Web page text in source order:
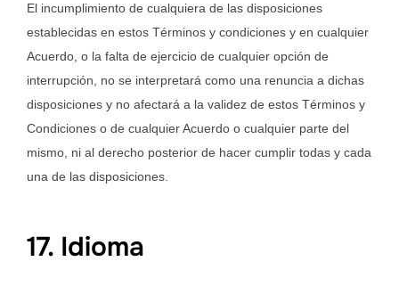
El incumplimiento de cualquiera de las disposiciones
establecidas en estos Términos y condiciones y en cualquier
Acuerdo, o la falta de ejercicio de cualquier opción de
interrupción, no se interpretará como una renuncia a dichas
disposiciones y no afectará a la validez de estos Términos y
Condiciones o de cualquier Acuerdo o cualquier parte del
mismo, ni al derecho posterior de hacer cumplir todas y cada
una de las disposiciones.
17. Idioma